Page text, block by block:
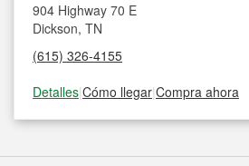
904 Highway 70 E
Dickson, TN
(615) 326-4155
Detalles|Cómo llegar|Compra ahora